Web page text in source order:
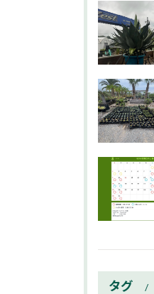
タグ